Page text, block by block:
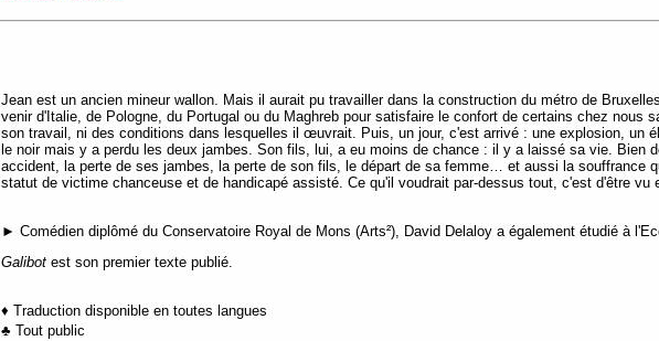
Jean est un ancien mineur wallon. Mais il aurait pu travailler dans la construction du métro de
venir d'Italie, de Pologne, du Portugal ou du Maghreb pour satisfaire le confort de certains chez nous
son travail, ni des conditions dans lesquelles il œuvrait. Puis, un jour, c'est arrivé : une explosion, un
le noir mais y a perdu les deux jambes. Son fils, lui, a eu moins de chance : il y a laissé sa vie. Bien
accident, la perte de ses jambes, la perte de son fils, le départ de sa femme… et aussi la souffrance
statut de victime chanceuse et de handicapé assisté. Ce qu'il voudrait par-dessus tout, c'est d'être vu
► Comédien diplômé du Conservatoire Royal de Mons (Arts²), David Delaloy a également étudié à
Galibot est son premier texte publié.
♦ Traduction disponible en toutes langues
♣ Tout public